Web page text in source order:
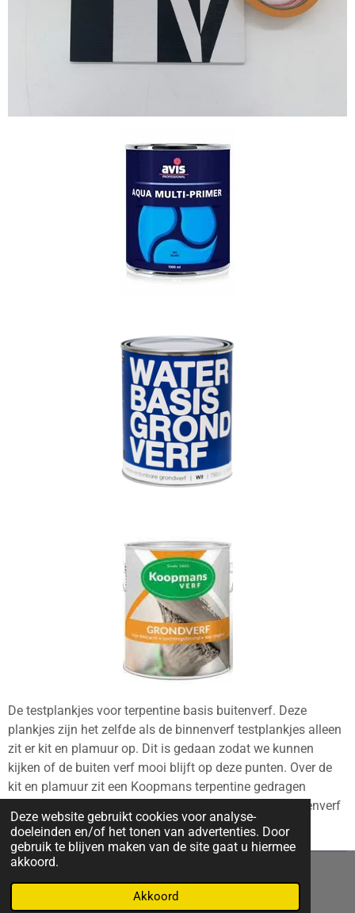
Deze website gebruikt cookies voor analyse-
doeleinden en/of het tonen van advertenties. Door
gebruik te blijven maken van de site gaat u hiermee
akkoord.
Akkoord
De testplankjes voor terpentine basis buitenverf. Deze
plankjes zijn het zelfde als de binnenverf testplankjes alleen
zit er kit en plamuur op. Dit is gedaan zodat we kunnen
kijken of de buiten verf mooi blijft op deze punten. Over de
kit en plamuur zit een Koopmans terpentine gedragen
grondverf in de kleur 229-donkergrijs. Ook met de buitenverf
zijn er twee lagen aangebracht in 5 ml per laag.